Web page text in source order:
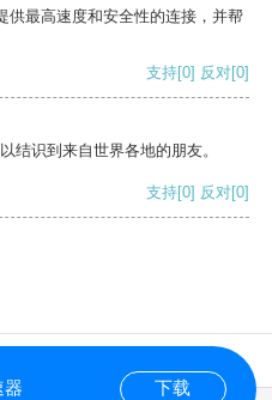
供最高速度和安全性的连接，并帮
支持[0] 反对[0]
结识到来自世界各地的朋友。
支持[0] 反对[0]
器 下载